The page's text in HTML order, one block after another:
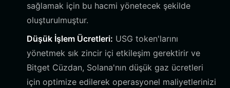
sağlamak için bu hacmi yönetecek şekilde
oluşturulmuştur.
Düşük İşlem Ücretleri: USG token'larını
yönetmek sık zincir içi etkileşim gerektirir ve
Bitget Cüzdan, Solana'nın düşük gaz ücretleri
için optimize edilerek operasyonel maliyetlerinizi